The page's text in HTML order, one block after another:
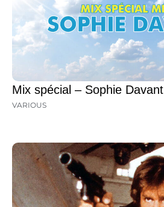
Mix spécial – Sophie Davant
VARIOUS